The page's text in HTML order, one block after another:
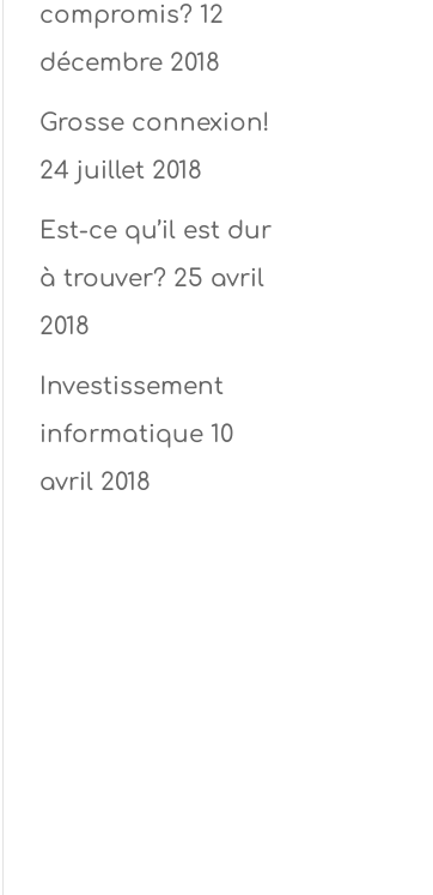
compromis? 12
décembre 2018
Grosse connexion!
24 juillet 2018
Est-ce qu’il est dur
à trouver? 25 avril
2018
Investissement
informatique 10
avril 2018